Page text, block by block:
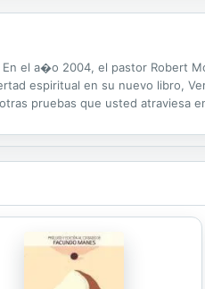
el a�o 2004, el pastor Robert
espiritual en su nuevo libro,
pruebas que usted